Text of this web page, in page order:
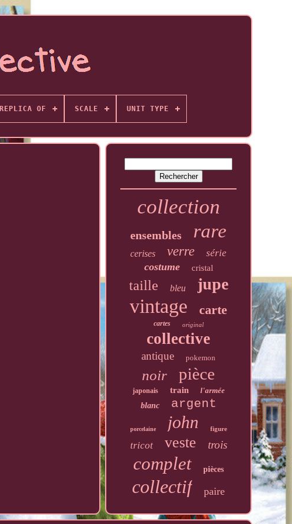
REPLICA OF SCALE UNIT TYPE
collection
ensembles rare
cerises verre série
costume cristal
taille bleu jupe
vintage carte
cartes original
collective
antique pokemon
noir pièce
japonais train
l'armée
blanc
argent
porcelaine john figure
tricot veste trois
complet pièces
collectif paire